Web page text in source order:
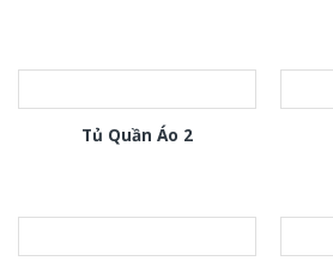
Tủ Quần Áo 2